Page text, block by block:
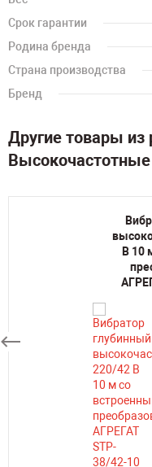
Срок гарантии
Родина бренда
Страна производства
Бренд
Другие товары из
В 10